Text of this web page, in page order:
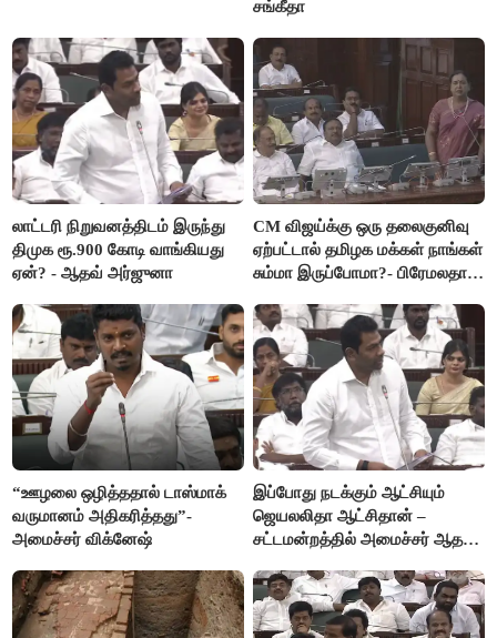
சங்கீதா
லாட்டரி நிறுவனத்திடம் இருந்து
திமுக ரூ.900 கோடி வாங்கியது
ஏன்? - ஆதவ் அர்ஜுனா
CM விஜய்க்கு ஒரு தலைகுனிவு
ஏற்பட்டால் தமிழக மக்கள் நாங்கள்
சும்மா இருப்போமா?- பிரேமலதா
“ஊழலை ஒழித்ததால் டாஸ்மாக்
வருமானம் அதிகரித்தது”-
அமைச்சர் விக்னேஷ்
இப்போது நடக்கும் ஆட்சியும்
ஜெயலலிதா ஆட்சிதான் –
சட்டமன்றத்தில் அமைச்சர் ஆதவ்